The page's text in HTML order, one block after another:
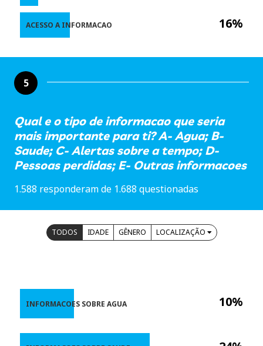
16%
ACESSO A INFORMACAO
5
Qual e o tipo de informacao que seria
mais importante para ti? A- Agua; B-
Saude; C- Alertas sobre a tempo; D-
Pessoas perdidas; E- Outras informacoes
1.588 responderam de 1.688 questionadas
TODOS IDADE GÊNERO LOCALIZAÇÃO
10%
INFORMACOES SOBRE AGUA